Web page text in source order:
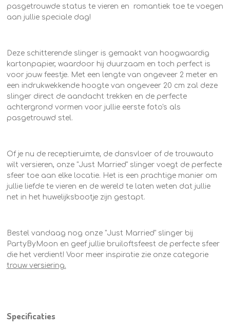
pasgetrouwde status te vieren en romantiek toe te voegen
aan jullie speciale dag!
Deze schitterende slinger is gemaakt van hoogwaardig
kartonpapier, waardoor hij duurzaam en toch perfect is
voor jouw feestje. Met een lengte van ongeveer 2 meter en
een indrukwekkende hoogte van ongeveer 20 cm zal deze
slinger direct de aandacht trekken en de perfecte
achtergrond vormen voor jullie eerste foto's als
pasgetrouwd stel.
Of je nu de receptieruimte, de dansvloer of de trouwauto
wilt versieren, onze "Just Married" slinger voegt de perfecte
sfeer toe aan elke locatie. Het is een prachtige manier om
jullie liefde te vieren en de wereld te laten weten dat jullie
net in het huwelijksbootje zijn gestapt.
Bestel vandaag nog onze "Just Married" slinger bij
PartyByMoon en geef jullie bruiloftsfeest de perfecte sfeer
die het verdient! Voor meer inspiratie zie onze categorie
trouw versiering.
Specificaties